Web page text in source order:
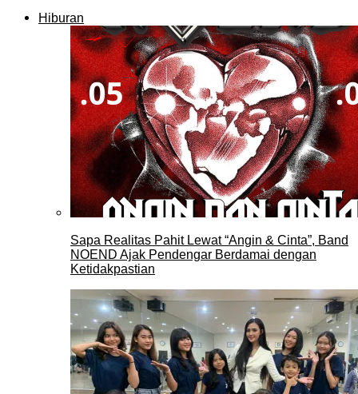
Hiburan
Sapa Realitas Pahit Lewat “Angin & Cinta”, Band
NOEND Ajak Pendengar Berdamai dengan
Ketidakpastian